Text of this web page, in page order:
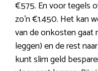
€575. En voor tegels
zo’n €1.450. Het kan
van de onkosten gaat
leggen) en de rest
kunt slim geld